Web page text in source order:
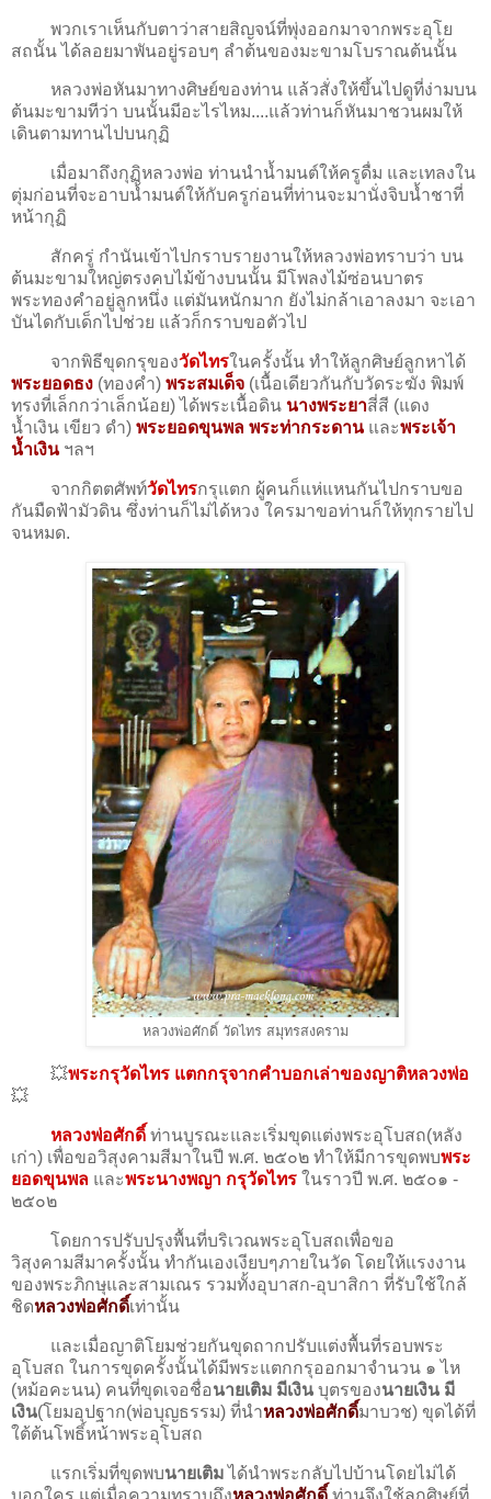
พวกเราเห็นกับตาว่าสายสิญจน์ที่พุ่งออกมาจากพระอุโย
สถนั้น ได้ลอยมาพันอยู่รอบๆ ลำต้นของมะขามโบราณต้นนั้น
หลวงพ่อหันมาทางศิษย์ของท่าน แล้วสั่งให้ขึ้นไปดูที่ง่ามบน
ต้นมะขามทีว่า บนนั้นมีอะไรไหม....แล้วท่านก็หันมาชวนผมให้
เดินตามทานไปบนกุฏิ
เมื่อมาถึงกุฏิหลวงพ่อ ท่านนำน้ำมนต์ให้ครูดื่ม และเทลงใน
ตุ่มก่อนที่จะอาบน้ำมนต์ให้กับครูก่อนที่ท่านจะมานั่งจิบน้ำชาที่
หน้ากุฏิ
สักครู่ กำนันเข้าไปกราบรายงานให้หลวงพ่อทราบว่า บน
ต้นมะขามใหญ่ตรงคบไม้ข้างบนนั้น มีโพลงไม้ซ่อนบาตร
พระทองคำอยู่ลูกหนึ่ง แต่มันหนักมาก ยังไม่กล้าเอาลงมา จะเอา
บันไดกับเด็กไปช่วย แล้วก็กราบขอตัวไป
จากพิธีขุดกรุของวัดไทรในครั้งนั้น ทำให้ลูกศิษย์ลูกหาได้
พระยอดธง (ทองคำ) พระสมเด็จ (เนื้อเดียวกันกับวัดระฆัง พิมพ์
ทรงที่เล็กกว่าเล็กน้อย) ได้พระเนื้อดิน นางพระยาสี่สี (แดง
น้ำเงิน เขียว ดำ) พระยอดขุนพล พระท่ากระดาน และพระเจ้า
น้ำเงิน ฯลฯ
จากกิตตศัพท์วัดไทรกรุแตก ผู้คนก็แห่แหนกันไปกราบขอ
กันมืดฟ้ามัวดิน ซึ่งท่านก็ไม่ได้หวง ใครมาขอท่านก็ให้ทุกรายไป
จนหมด.
หลวงพ่อศักดิ์ วัดไทร สมุทรสงคราม
💥พระกรุวัดไทร แตกกรุจากคำบอกเล่าของญาติหลวงพ่อ
💥
หลวงพ่อศักดิ์ ท่านบูรณะและเริ่มขุดแต่งพระอุโบสถ(หลัง
เก่า) เพื่อขอวิสุงคามสีมาในปี พ.ศ. ๒๕๐๒ ทำให้มีการขุดพบพระ
ยอดขุนพล และพระนางพญา กรุวัดไทร ในราวปี พ.ศ. ๒๕๐๑ -​
๒๕๐๒
โดยการปรับปรุงพื้นที่บริเวณพระอุโบสถ​เพื่อขอ
วิสุงคามสีมาครั้งนั้น ทำกันเองเงียบๆภายในวัด โดยให้แรงงาน
ของพระภิกษุและสามเณร รวมทั้งอุบาสก-อุบาสิกา ที่รับใช้ใกล้
ชิดหลวงพ่อศักดิ์เท่านั้น
และเมื่อญาติโยมช่วยกันขุดถากปรับแต่งพื้นที่รอบพระ
อุโบสถ ในการขุดครั้งนั้นได้มีพระแตกกรุออกมาจำนวน ๑ ไห
(หม้อคะนน) คนที่ขุดเจอชื่อนายเติม มีเงิน บุตรของนายเงิน มี
เงิน(โยมอุปฐาก(พ่อบุญธรรม) ที่นำหลวงพ่อศักดิ์​มาบวช) ขุดได้ที่
ใต้ต้นโพธิ์​หน้าพระอุโบสถ
แรกเริ่มที่ขุดพบนายเติมได้นำพระกลับไปบ้านโดยไม่ได้
บอกใคร แต่เมื่อความทราบถึงหลวงพ่อศักดิ์ ​ ท่านจึงใช้ลูกศิษย์​ที่